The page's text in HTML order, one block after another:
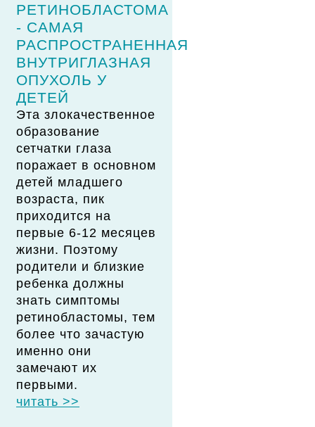
РЕТИНОБЛАСТОМА
- САМАЯ
РАСПРОСТРАНЕННАЯ
ВНУТРИГЛАЗНАЯ
ОПУХОЛЬ У
ДЕТЕЙ
Эта злокачественное
образование
сетчатки глаза
поражает в основном
детей младшего
возраста, пик
приходится на
первые 6-12 месяцев
жизни. Поэтому
родители и близкие
ребенка должны
знать симптомы
ретинобластомы, тем
более что зачастую
именно они
замечают их
первыми.
читать >>